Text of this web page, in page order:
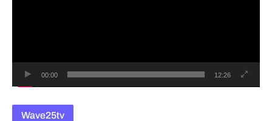
00:00 12:26
Wave25tv